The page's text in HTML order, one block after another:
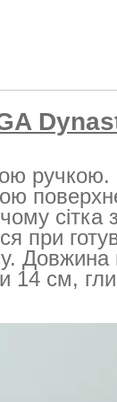
ручкою.
при
14 см,